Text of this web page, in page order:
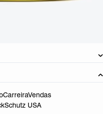
CarreiraVendas
Schutz USA